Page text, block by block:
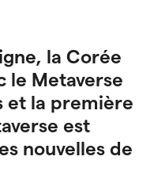
la Corée
le Metaverse
et la première
est
nouvelles de